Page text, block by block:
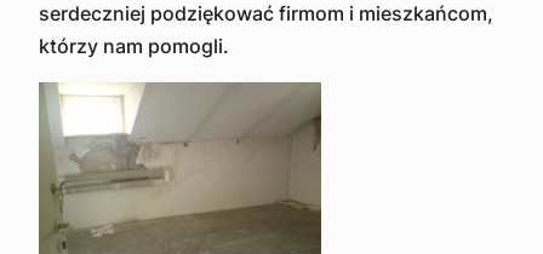
serdeczniej podziękować firmom i mieszkańcom,
którzy nam pomogli.